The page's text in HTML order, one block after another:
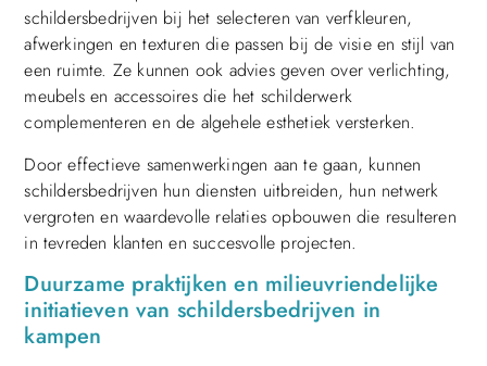
schildersbedrijven bij het selecteren van verfkleuren,
afwerkingen en texturen die passen bij de visie en stijl van
een ruimte. Ze kunnen ook advies geven over verlichting,
meubels en accessoires die het schilderwerk
complementeren en de algehele esthetiek versterken.
Door effectieve samenwerkingen aan te gaan, kunnen
schildersbedrijven hun diensten uitbreiden, hun netwerk
vergroten en waardevolle relaties opbouwen die resulteren
in tevreden klanten en succesvolle projecten.
Duurzame praktijken en milieuvriendelijke
initiatieven van schildersbedrijven in
kampen